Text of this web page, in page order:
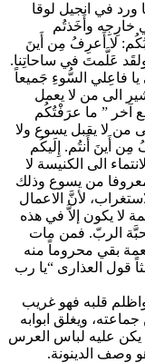
ورد في انجيل لوقا
خارِجِه وأَخَذتُم
لا أَعرِفُ مِن أَينَ
ولقَد عَلَّمتَ في ساحاتِنا.
فاعِلي السُّوءِ جَميعاً
” فتشير الى من لا يعمل
آخر ” ما عرَفْتُكُم
الأَثَمَة!” (متى 7: 23) او الى من لا يقبل يسوع ولا
مِن أَينَ أَنتُم. إِلَيكُم
السُّوءِ جَميعاً! “(لوقا 13: 26). الانتماء الى الكنيسة لا
من يسوع وذلك
25-27). لا داعي للاستغراب، لأنَّ الاعمال
لا يكون إلاَّ في هذه
الربّ. فمن مات
بقي محروماً منه
قول العذارى “يا رب
قلبه فهو غريب
ويغلق ابوابه
يكن عليه لباس العرس